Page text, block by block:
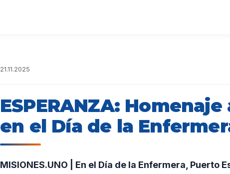
21.11.2025
ESPERANZA:
en el Día de la
MISIONES.UNO | En el Día de la Enfermera, Puerto